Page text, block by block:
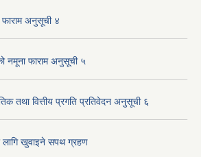
फाराम अनुसूची ४
नमूना फाराम अनुसूची ५
तथा वित्तीय प्रगति प्रतिवेदन अनुसूची ६
लागि खुवाइने सपथ ग्रहण